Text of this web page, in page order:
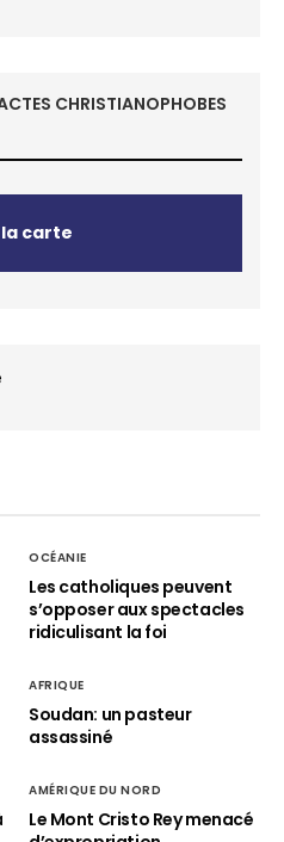
CHRISTIANOPHOBES
carte
OCÉANIE
Les catholiques peuvent
s’opposer aux spectacles
ridiculisant la foi
AFRIQUE
Soudan: un pasteur
assassiné
AMÉRIQUE DU NORD
Le Mont Cristo Rey menacé